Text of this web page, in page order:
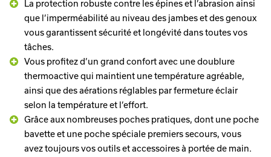
La protection robuste contre les épines et l’abrasion ainsi
que l’imperméabilité au niveau des jambes et des genoux
vous garantissent sécurité et longévité dans toutes vos
tâches.
Vous profitez d’un grand confort avec une doublure
thermoactive qui maintient une température agréable,
ainsi que des aérations réglables par fermeture éclair
selon la température et l’effort.
Grâce aux nombreuses poches pratiques, dont une poche
bavette et une poche spéciale premiers secours, vous
avez toujours vos outils et accessoires à portée de main.